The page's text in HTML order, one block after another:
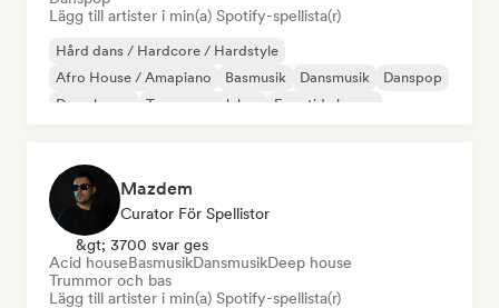
Lägg till artister i min(a) Spotify-spellista(r)
Hård dans / Hardcore / Hardstyle
Afro House / Amapiano
Basmusik Dansmusik
Danspop
Deep house
Trummor och bas Framtida house
Mazdem
Curator För Spellistor
&gt; 3700 svar ges
Acid houseBasmusikDansmusikDeep house
Trummor och bas
Lägg till artister i min(a) Spotify-spellista(r)